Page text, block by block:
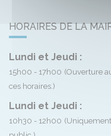
HORAIRES DE LA
Lundi et Jeudi :
15h00 - 17h00 (Ouverture
ces horaires.)
Lundi et Jeudi :
10h30 - 12h00